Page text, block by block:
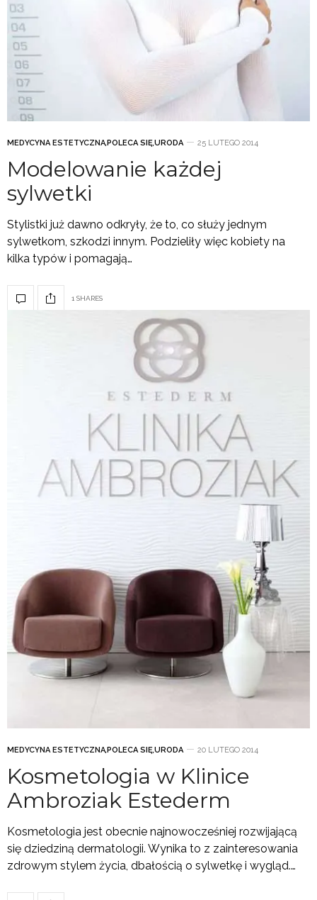
MEDYCYNA ESTETYCZNA,POLECA SIĘ,URODA 25 LUTEGO 2014
Modelowanie każdej
sylwetki
Stylistki już dawno odkryły, że to, co służy jednym
sylwetkom, szkodzi innym. Podzieliły więc kobiety na
kilka typów i pomagają…
1 SHARES
MEDYCYNA ESTETYCZNA,POLECA SIĘ,URODA 20 LUTEGO 2014
Kosmetologia w Klinice
Ambroziak Estederm
Kosmetologia jest obecnie najnowocześniej rozwijającą
się dziedziną dermatologii. Wynika to z zainteresowania
zdrowym stylem życia, dbałością o sylwetkę i wygląd.…